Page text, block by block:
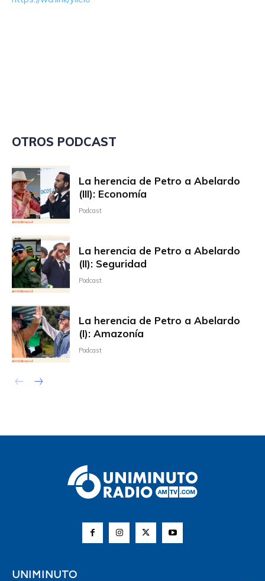
OTROS PODCAST
La herencia de Petro a Abelardo
(III): Economía
Podcast
La herencia de Petro a Abelardo
(II): Seguridad
Podcast
La herencia de Petro a Abelardo
(I): Amazonía
Podcast
UNIMINUTO